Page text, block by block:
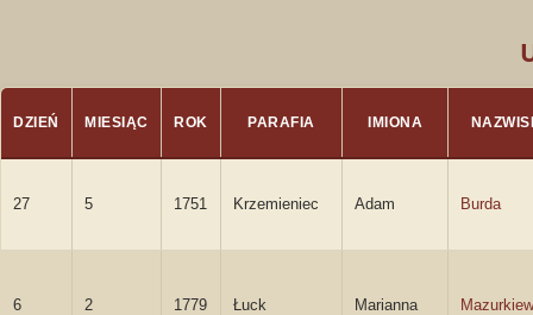
DZIEŃ MIESIĄC ROK PARAFIA IMIONA
27 5 1751 Krzemieniec Adam Burda
6 2 1779 Łuck Marianna